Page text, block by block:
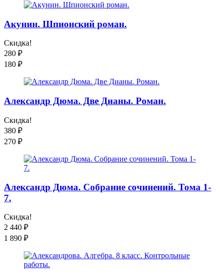
Акунин. Шпионский роман.
Скидка!
280 ₽
180 ₽
Александр Дюма. Две Дианы. Роман.
Скидка!
380 ₽
270 ₽
Александр Дюма. Собрание сочинений. Тома 1-
7.
Скидка!
2 440 ₽
1 890 ₽